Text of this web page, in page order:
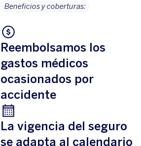
Beneficios y coberturas:
Reembolsamos los
gastos médicos
ocasionados por
accidente
La vigencia del seguro
se adapta al calendario